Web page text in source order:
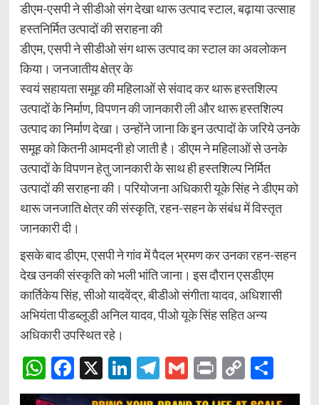
डीएम-एसपी ने सीडीओ संग देखा थारू उत्पाद स्टाल, बढ़ाया उत्साह
हस्तनिर्मित उत्पादों की सराहना की
डीएम, एसपी ने सीडीओ संग थारू उत्पाद का स्टाल का अवलोकन
किया। जनजातीय क्षेत्र के
स्वयं सहायता समूह की महिलाओं से संवाद कर थारू हस्तशिल्प
उत्पादों के निर्माण, विपणन की जानकारी ली और थारू हस्तशिल्प
उत्पाद का निर्माण देखा। उन्होंने जाना कि इन उत्पादों के जरिये उनके
समूह को कितनी आमदनी हो जाती है। डीएम ने महिलाओं से उनके
उत्पादों के विपणन हेतु जानकारी के साथ ही हस्तशिल्प निर्मित
उत्पादों की सराहना की। परियोजना अधिकारी यूके सिंह ने डीएम को
थारू जनजाति क्षेत्र की संस्कृति, रहन-सहन के संबंध में विस्तृत
जानकारी दी।
इसके बाद डीएम, एसपी ने गांव में पैदल भ्रमण कर उनका रहन-सहन
देख उनकी संस्कृति को भली भांति जाना। इस दौरान एसडीएम
कार्तिकेय सिंह, सीओ यादवेंद्र, बीडीओ संगीता यादव, अधिशासी
अभियंता पीडब्लूडी अनिल यादव, पीओ यूके सिंह सहित अन्य
अधिकारी उपस्थित रहे।
WhatsApp
Facebook
X LinkedIn
Telegram
Gmail
Print
Copy
Link